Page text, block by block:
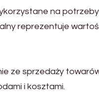
na
reprezentuje
ze sprzedaży
i kosztami.